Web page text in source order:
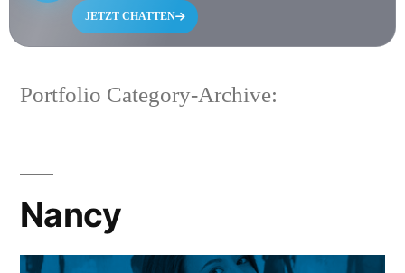
JETZT CHATTEN
Portfolio Category-Archive:
Nancy